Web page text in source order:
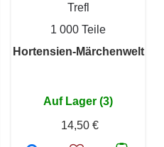
Trefl
1 000 Teile
Hortensien-Märchenwelt
Auf Lager (3)
14,50 €